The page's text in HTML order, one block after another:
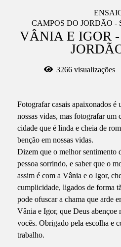
CAMPOS DO JORDÃO -
VÂNIA E IGOR
3266 visualizações
Fotografar casais apaixonados é
nossas vidas, mas fotografar um
cidade que é linda e cheia de
benção em nossas vidas.
Dizem que o melhor sentimento
pessoa sorrindo, e saber que o
assim é com a Vânia e o Igor,
cumplicidade, ligados de forma
pode ofuscar a chama que arde
Vânia e Igor, que Deus abençoe
vocês. Obrigado pela escolha e
trabalho.